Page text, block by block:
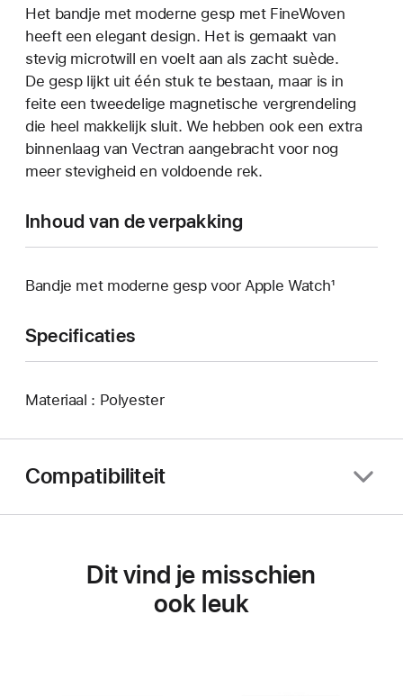
Het bandje met moderne gesp met FineWoven
heeft een elegant design. Het is gemaakt van
stevig microtwill en voelt aan als zacht suède.
De gesp lijkt uit één stuk te bestaan, maar is in
feite een tweedelige magnetische vergrendeling
die heel makkelijk sluit. We hebben ook een extra
binnenlaag van Vectran aangebracht voor nog
meer stevigheid en voldoende rek.
Inhoud van de verpakking
Bandje met moderne gesp voor Apple Watch¹
Specificaties
Materiaal : Polyester
Compatibiliteit
Dit vind je misschien
ook leuk